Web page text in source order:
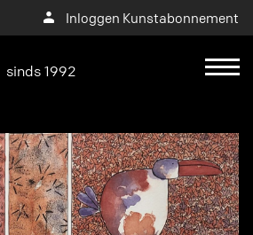
Inloggen Kunstabonnement
sinds 1992